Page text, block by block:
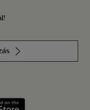
Szerezd meg: Google